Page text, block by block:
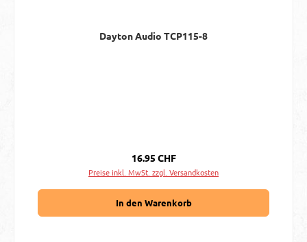
Dayton Audio TCP115-8
Regulärer Preis:
16.95 CHF
Preise inkl. MwSt. zzgl. Versandkosten
In den Warenkorb